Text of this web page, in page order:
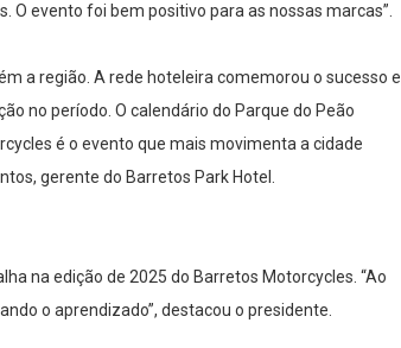
O evento foi bem positivo para as nossas marcas”.
a região. A rede hoteleira comemorou o sucesso e
no período. O calendário do Parque do Peão
é o evento que mais movimenta a cidade
gerente do Barretos Park Hotel.
na edição de 2025 do Barretos Motorcycles. “Ao
o aprendizado”, destacou o presidente.